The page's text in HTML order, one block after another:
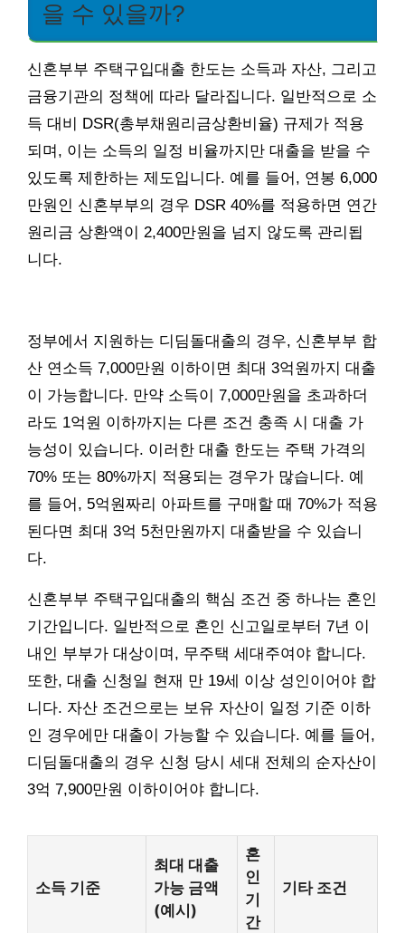
을 수 있을까?
신혼부부 주택구입대출 한도는 소득과 자산, 그리고
금융기관의 정책에 따라 달라집니다. 일반적으로 소
득 대비 DSR(총부채원리금상환비율) 규제가 적용
되며, 이는 소득의 일정 비율까지만 대출을 받을 수
있도록 제한하는 제도입니다. 예를 들어, 연봉 6,000
만원인 신혼부부의 경우 DSR 40%를 적용하면 연간
원리금 상환액이 2,400만원을 넘지 않도록 관리됩
니다.
정부에서 지원하는 디딤돌대출의 경우, 신혼부부 합
산 연소득 7,000만원 이하이면 최대 3억원까지 대출
이 가능합니다. 만약 소득이 7,000만원을 초과하더
라도 1억원 이하까지는 다른 조건 충족 시 대출 가
능성이 있습니다. 이러한 대출 한도는 주택 가격의
70% 또는 80%까지 적용되는 경우가 많습니다. 예
를 들어, 5억원짜리 아파트를 구매할 때 70%가 적용
된다면 최대 3억 5천만원까지 대출받을 수 있습니
다.
신혼부부 주택구입대출의 핵심 조건 중 하나는 혼인
기간입니다. 일반적으로 혼인 신고일로부터 7년 이
내인 부부가 대상이며, 무주택 세대주여야 합니다.
또한, 대출 신청일 현재 만 19세 이상 성인이어야 합
니다. 자산 조건으로는 보유 자산이 일정 기준 이하
인 경우에만 대출이 가능할 수 있습니다. 예를 들어,
디딤돌대출의 경우 신청 당시 세대 전체의 순자산이
3억 7,900만원 이하이어야 합니다.
소득 기준
최대 대출
가능 금액
(예시)
혼
인
기
간
기타 조건